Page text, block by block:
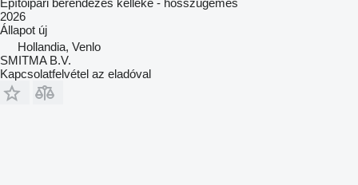
2026
Állapot új
Hollandia, Venlo
SMITMA B.V.
Kapcsolatfelvétel az eladóval